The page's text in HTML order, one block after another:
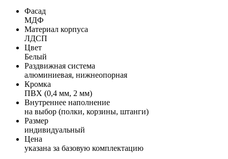
Фасад
МДФ
Материал корпуса
ЛДСП
Цвет
Белый
Раздвижная система
алюминиевая, нижнеопорная
Кромка
ПВХ (0,4 мм, 2 мм)
Внутреннее наполнение
на выбор (полки, корзины, штанги)
Размер
индивидуальный
Цена
указана за базовую комплектацию